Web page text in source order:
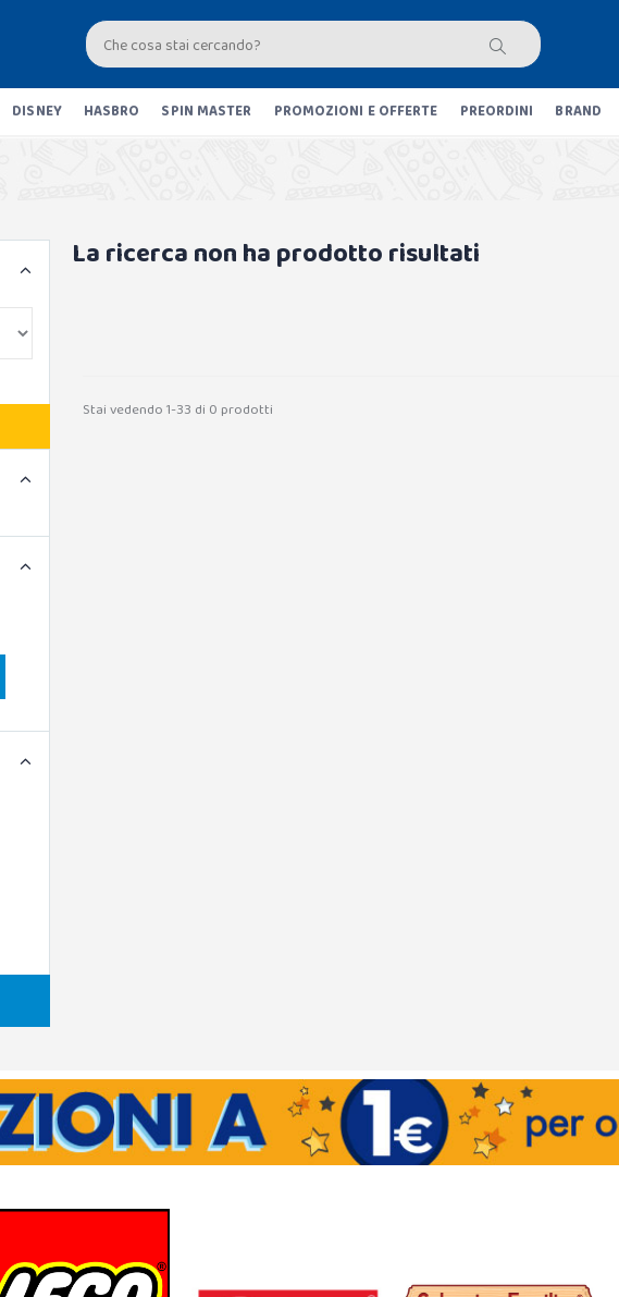
DISNEY HASBRO SPIN MASTER PROMOZIONI E OFFERTE PREORDINI BRAND
La ricerca non ha prodotto risultati
Stai vedendo 1-33 di 0 prodotti